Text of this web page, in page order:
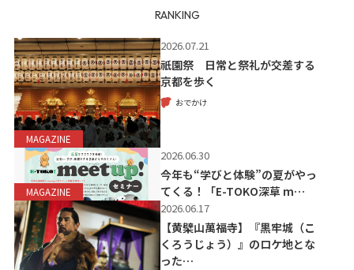
RANKING
MAGAZINE
2026.07.21
祇園祭 日常と祭礼が交差する
京都を歩く
おでかけ
MAGAZINE
2026.06.30
今年も“学びと体験”の夏がやっ
てくる！「E-TOKO深草 m…
2026.06.17
【黄檗山萬福寺】『黒牢城（こ
くろうじょう）』のロケ地とな
った…